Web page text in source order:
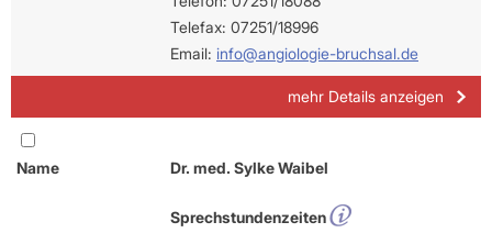
Telefax: 07251/18996
Email: info@angiologie-bruchsal.de
mehr Details anzeigen
Name Dr. med. Sylke Waibel
Sprechstundenzeiten